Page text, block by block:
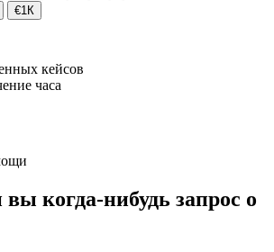
€1К
кейсов
часа
когда-нибудь запрос о